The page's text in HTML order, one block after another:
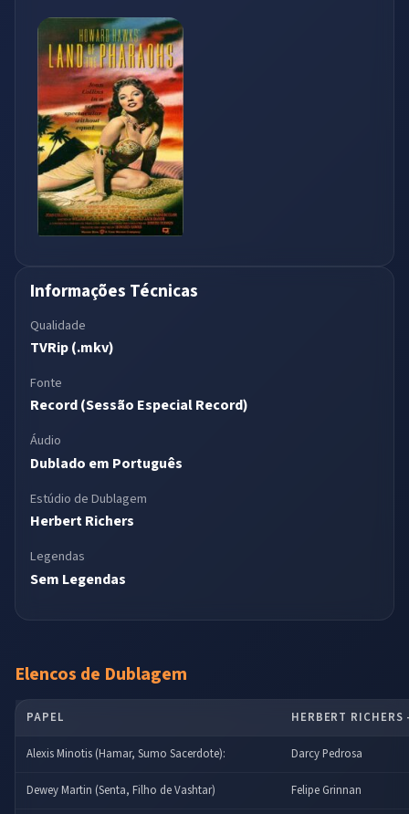
Informações Técnicas
Qualidade
TVRip (.mkv)
Fonte
Record (Sessão Especial Record)
Áudio
Dublado em Português
Estúdio de Dublagem
Herbert Richers
Legendas
Sem Legendas
Elencos de Dublagem
PAPEL HERBERT RICHERS
Alexis Minotis (Hamar, Sumo Sacerdote): Darcy Pedrosa
Dewey Martin (Senta, Filho de Vashtar) Felipe Grinnan